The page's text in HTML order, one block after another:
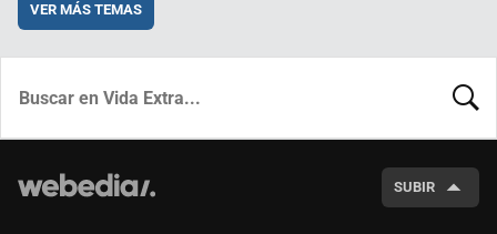
VER MÁS TEMAS
SUBIR